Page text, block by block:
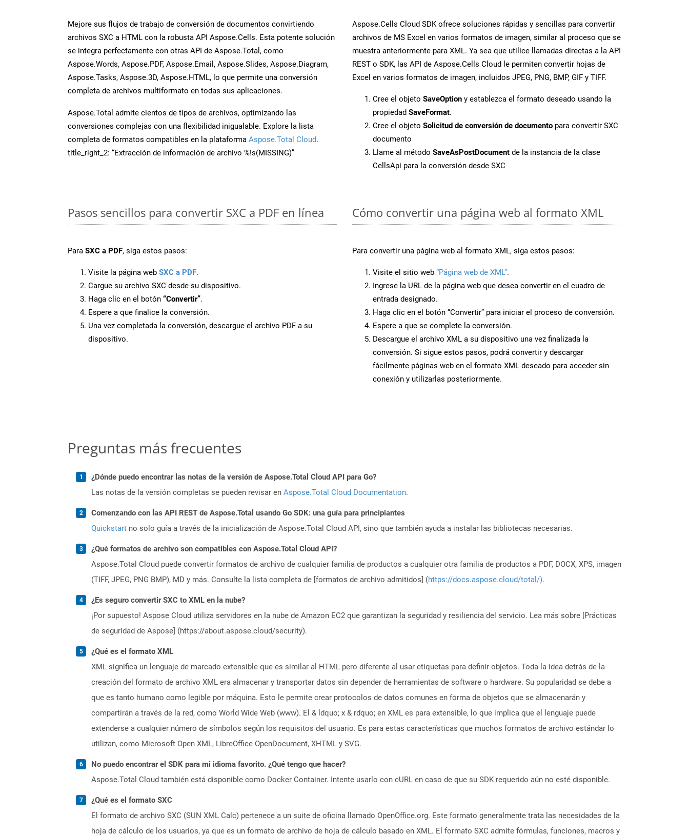
Mejore sus flujos de trabajo de conversión de documentos convirtiendo
archivos SXC a HTML con la robusta API Aspose.Cells. Esta potente solución
se integra perfectamente con otras API de Aspose.Total, como
Aspose.Words, Aspose.PDF, Aspose.Email, Aspose.Slides, Aspose.Diagram,
Aspose.Tasks, Aspose.3D, Aspose.HTML, lo que permite una conversión
completa de archivos multiformato en todas sus aplicaciones.
Aspose.Total admite cientos de tipos de archivos, optimizando las
conversiones complejas con una flexibilidad inigualable. Explore la lista
completa de formatos compatibles en la plataforma Aspose.Total Cloud.
title_right_2: “Extracción de información de archivo %!s(MISSING)”
Aspose.Cells Cloud SDK ofrece soluciones rápidas y sencillas para convertir
archivos de MS Excel en varios formatos de imagen, similar al proceso que se
muestra anteriormente para XML. Ya sea que utilice llamadas directas a la API
REST o SDK, las API de Aspose.Cells Cloud le permiten convertir hojas de
Excel en varios formatos de imagen, incluidos JPEG, PNG, BMP, GIF y TIFF.
Cree el objeto SaveOption y establezca el formato deseado usando la
propiedad SaveFormat.
Cree el objeto Solicitud de conversión de documento para convertir SXC
documento
Llame al método SaveAsPostDocument de la instancia de la clase
CellsApi para la conversión desde SXC
Pasos sencillos para convertir SXC a PDF en línea
Para SXC a PDF, siga estos pasos:
Visite la página web SXC a PDF.
Cargue su archivo SXC desde su dispositivo.
Haga clic en el botón “Convertir”.
Espere a que finalice la conversión.
Una vez completada la conversión, descargue el archivo PDF a su
dispositivo.
Cómo convertir una página web al formato XML
Para convertir una página web al formato XML, siga estos pasos:
Visite el sitio web “Página web de XML”.
Ingrese la URL de la página web que desea convertir en el cuadro de
entrada designado.
Haga clic en el botón “Convertir” para iniciar el proceso de conversión.
Espere a que se complete la conversión.
Descargue el archivo XML a su dispositivo una vez finalizada la
conversión. Si sigue estos pasos, podrá convertir y descargar
fácilmente páginas web en el formato XML deseado para acceder sin
conexión y utilizarlas posteriormente.
Preguntas más frecuentes
¿Dónde puedo encontrar las notas de la versión de Aspose.Total Cloud API para Go?
Las notas de la versión completas se pueden revisar en Aspose.Total Cloud Documentation.
Comenzando con las API REST de Aspose.Total usando Go SDK: una guía para principiantes
Quickstart no solo guía a través de la inicialización de Aspose.Total Cloud API, sino que también ayuda a instalar las bibliotecas necesarias.
¿Qué formatos de archivo son compatibles con Aspose.Total Cloud API?
Aspose.Total Cloud puede convertir formatos de archivo de cualquier familia de productos a cualquier otra familia de productos a PDF, DOCX, XPS, imagen
(TIFF, JPEG, PNG BMP), MD y más. Consulte la lista completa de [formatos de archivo admitidos] (https://docs.aspose.cloud/total/).
¿Es seguro convertir SXC to XML en la nube?
¡Por supuesto! Aspose Cloud utiliza servidores en la nube de Amazon EC2 que garantizan la seguridad y resiliencia del servicio. Lea más sobre [Prácticas
de seguridad de Aspose] (https://about.aspose.cloud/security).
¿Qué es el formato XML
XML significa un lenguaje de marcado extensible que es similar al HTML pero diferente al usar etiquetas para definir objetos. Toda la idea detrás de la
creación del formato de archivo XML era almacenar y transportar datos sin depender de herramientas de software o hardware. Su popularidad se debe a
que es tanto humano como legible por máquina. Esto le permite crear protocolos de datos comunes en forma de objetos que se almacenarán y
compartirán a través de la red, como World Wide Web (www). El & ldquo; x & rdquo; en XML es para extensible, lo que implica que el lenguaje puede
extenderse a cualquier número de símbolos según los requisitos del usuario. Es para estas características que muchos formatos de archivo estándar lo
utilizan, como Microsoft Open XML, LibreOffice OpenDocument, XHTML y SVG.
No puedo encontrar el SDK para mi idioma favorito. ¿Qué tengo que hacer?
Aspose.Total Cloud también está disponible como Docker Container. Intente usarlo con cURL en caso de que su SDK requerido aún no esté disponible.
¿Qué es el formato SXC
El formato de archivo SXC (SUN XML Calc) pertenece a un suite de oficina llamado OpenOffice.org. Este formato generalmente trata las necesidades de la
hoja de cálculo de los usuarios, ya que es un formato de archivo de hoja de cálculo basado en XML. El formato SXC admite fórmulas, funciones, macros y